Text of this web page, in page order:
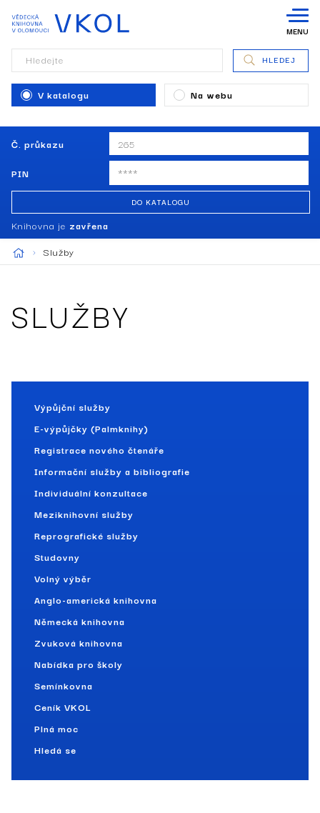
Č. průkazu
PIN
DO KATALOGU
Knihovna je zavřena
MENU
Hledejte
V katalogu Na webu
HLEDEJ
Služby
SLUŽBY
Výpůjční služby
E-výpůjčky (Palmknihy)
Registrace nového čtenáře
Informační služby a bibliografie
Individuální konzultace
Meziknihovní služby
Reprografické služby
Studovny
Volný výběr
Anglo-americká knihovna
Německá knihovna
Zvuková knihovna
Nabídka pro školy
Semínkovna
Ceník VKOL
Plná moc
Hledá se